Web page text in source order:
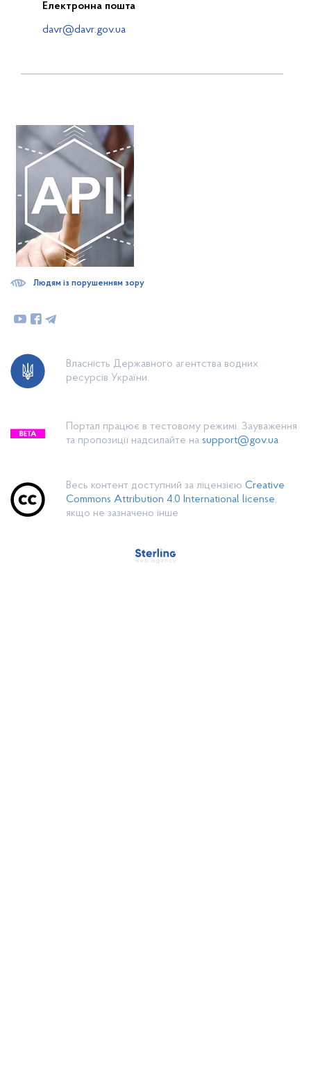
Електронна пошта
davr@davr.gov.ua
Власність Державного агентства водних
ресурсів України.
Портал працює в тестовому режимі. Зауваження
та пропозиції надсилайте на support@gov.ua
Весь контент доступний за ліцензією Creative
Commons Attribution 4.0 International license,
якщо не зазначено інше
Людям із порушенням зору